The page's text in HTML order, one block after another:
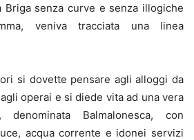
Briga senza curve e senza illogiche
veniva tracciata una linea
si dovette pensare agli alloggi da
operai e si diede vita ad una vera
Balmalonesca, con
acqua corrente e idonei servizi